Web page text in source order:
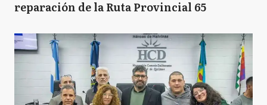
reparación de la Ruta Provincial 65